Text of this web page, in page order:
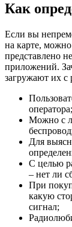
Как
Если вы
на карте,
представлено
приложений.
загружают их с
оператора;
Можно с
Для
С целью
– нет ли
При
какую
сигнал;